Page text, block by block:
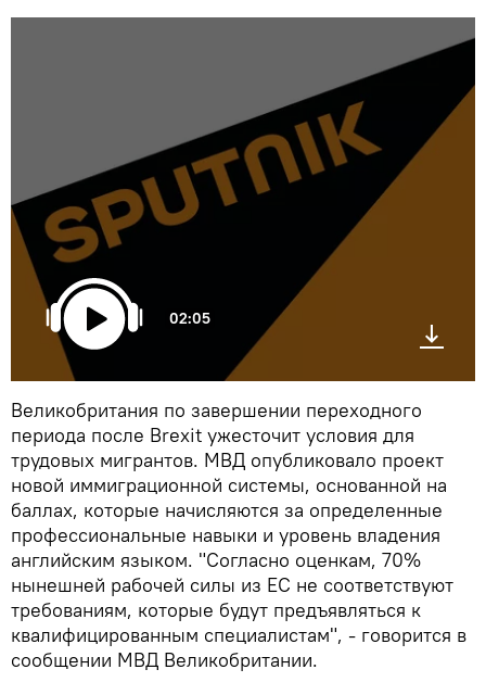
02:05
Великобритания по завершении переходного
периода после Brexit ужесточит условия для
трудовых мигрантов. МВД опубликовало проект
новой иммиграционной системы, основанной на
баллах, которые начисляются за определенные
профессиональные навыки и уровень владения
английским языком. "Согласно оценкам, 70%
нынешней рабочей силы из ЕС не соответствуют
требованиям, которые будут предъявляться к
квалифицированным специалистам", - говорится в
сообщении МВД Великобритании.